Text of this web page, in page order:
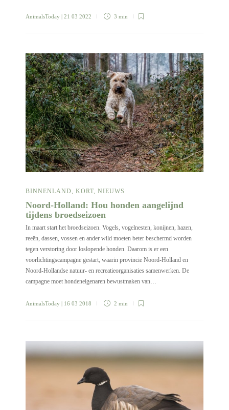
AnimalsToday | 21 03 2022 3 min
BINNENLAND KORT NIEUWS
Noord-Holland: Hou honden aangelijnd
tijdens broedseizoen
In maart start het broedseizoen. Vogels, vogelnesten, konijnen, hazen,
reeën, dassen, vossen en ander wild moeten beter beschermd worden
tegen verstoring door loslopende honden. Daarom is er een
voorlichtingscampagne gestart, waarin provincie Noord-Holland en
Noord-Hollandse natuur- en recreatieorganisaties samenwerken. De
campagne moet hondeneigenaren bewustmaken van…
AnimalsToday | 16 03 2018 2 min